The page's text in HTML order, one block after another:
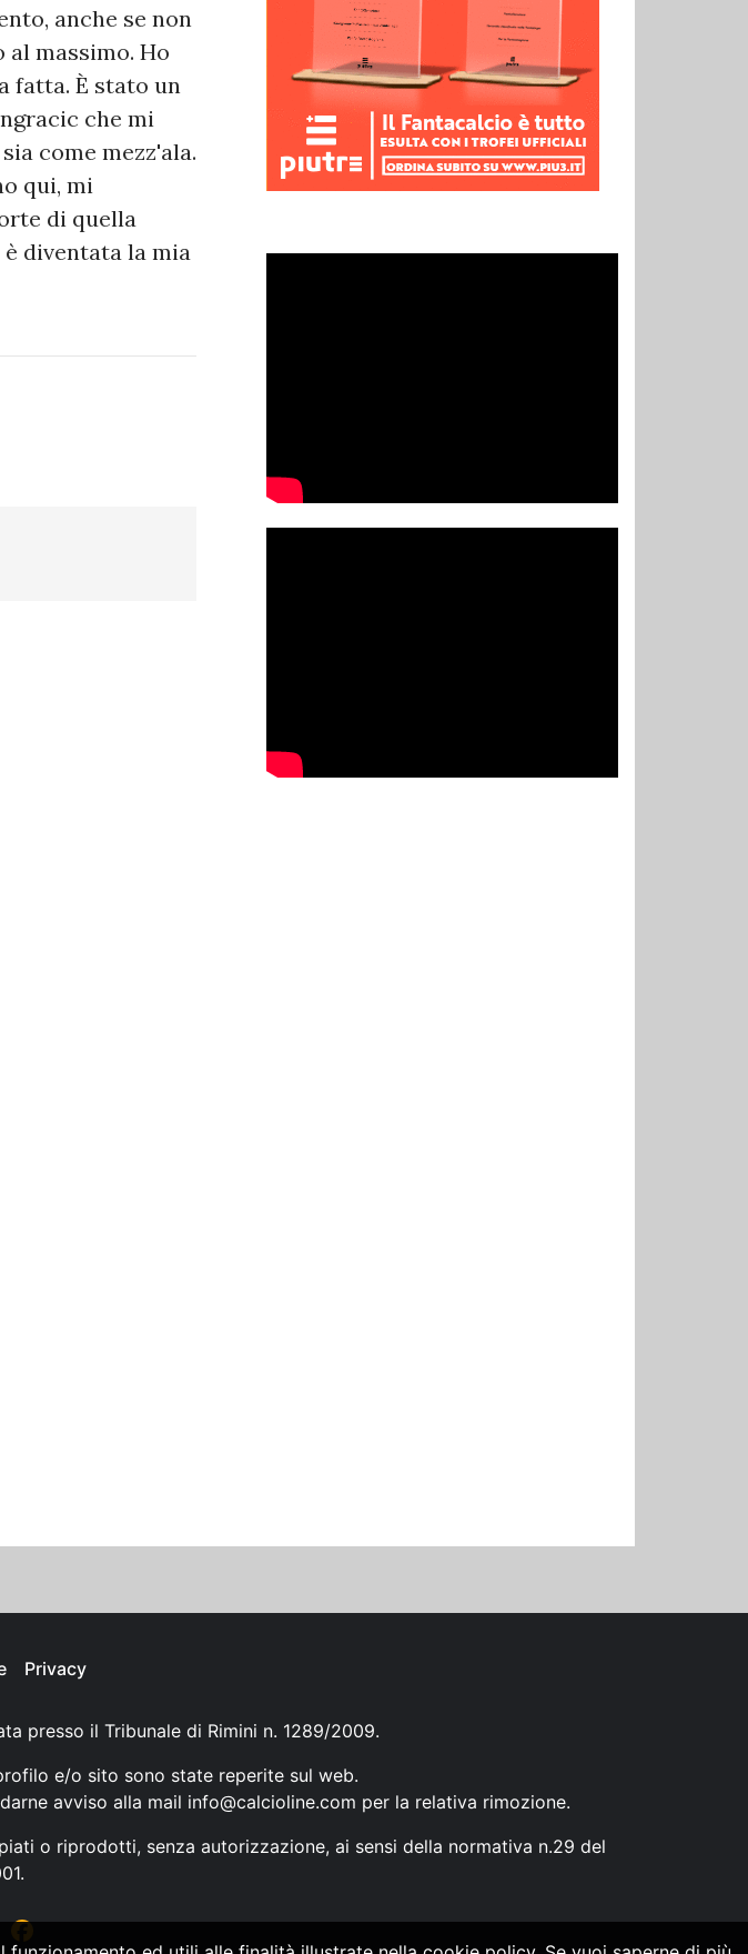
anche se non
al massimo. Ho
fatta. È stato un
che mi
come mezz'ala.
qui, mi
di quella
diventata la mia
Privacy
presso il Tribunale di Rimini n. 1289/2009.
e/o sito sono state reperite sul web.
avviso alla mail info@calcioline.com per la relativa rimozione.
o riprodotti, senza autorizzazione, ai sensi della normativa n.29 del